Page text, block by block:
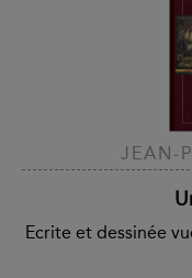
JEAN-
Ecrite et dessinée